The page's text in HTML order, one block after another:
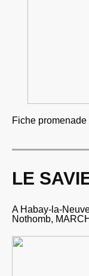
Fiche
LE
A Habay-la-
Nothomb,